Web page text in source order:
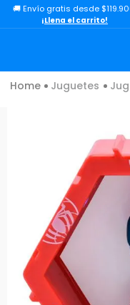
🚚 Envío gratis desde
¡Llena el carrito!
Juguetes
TÉRMINOS MÁS
3.
carro
minix maradona
peluche
sonic
dinosaurio
. bloques